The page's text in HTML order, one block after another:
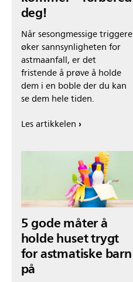
deg!
Når sesongmessige triggere
øker sannsynligheten for
astmaanfall, er det
fristende å prøve å holde
dem i en boble der du kan
se dem hele tiden.
Les artikkelen
5 gode måter å
holde huset trygt
for astmatiske barn
på